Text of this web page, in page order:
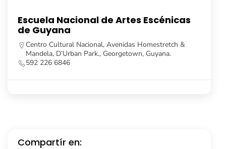
Universidad de Guyana
Turkeyen Campus, Georgetown, Guyana.
592 623 5104
https://feh.uog.edu.gy/
Compartír en: